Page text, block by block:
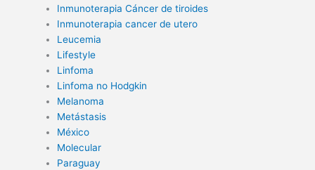
Inmunoterapia Cáncer de tiroides
Inmunoterapia cancer de utero
Leucemia
Lifestyle
Linfoma
Linfoma no Hodgkin
Melanoma
Metástasis
México
Molecular
Paraguay